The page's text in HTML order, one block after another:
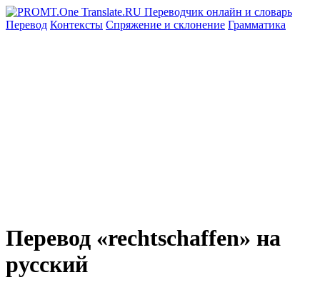
Перевод Контексты Спряжение и склонение Грамматика
Перевод «rechtschaffen» на
русский